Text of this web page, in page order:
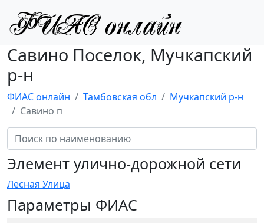
Савино Поселок, Мучкапский
р-н
ФИАС онлайн Тамбовская обл
Мучкапский р-н
Савино п
Элемент улично-дорожной сети
Лесная Улица
Параметры ФИАС